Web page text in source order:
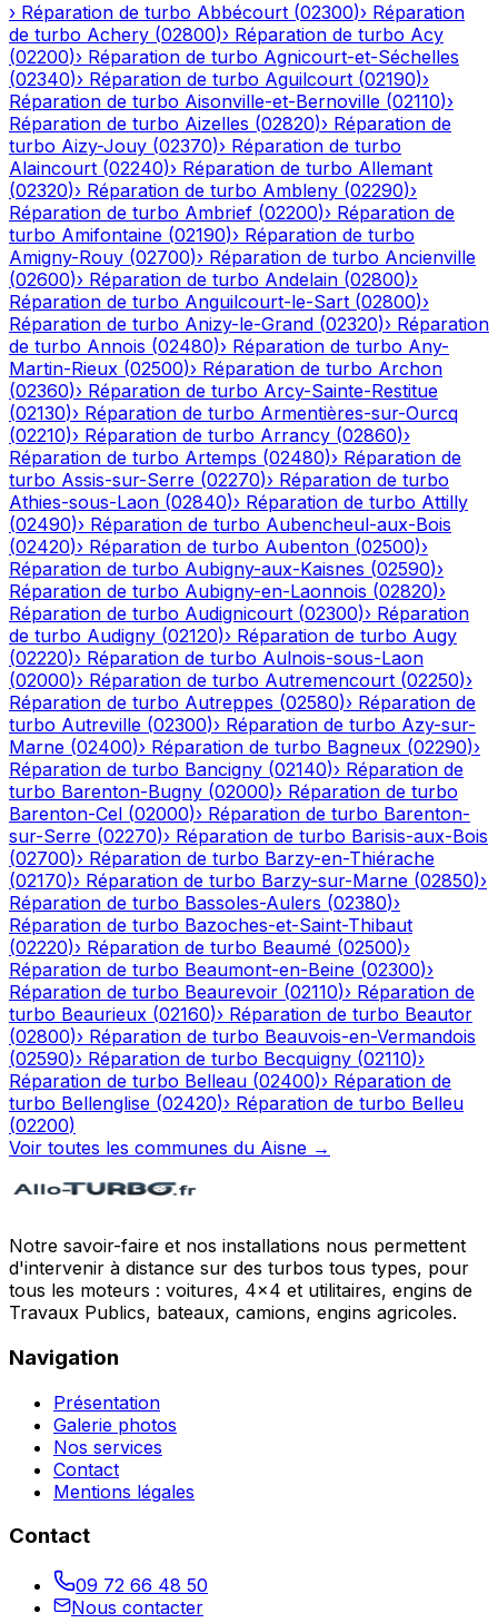
› Réparation de turbo Abbécourt (02300)› Réparation
de turbo Achery (02800)› Réparation de turbo Acy
(02200)› Réparation de turbo Agnicourt-et-Séchelles
(02340)› Réparation de turbo Aguilcourt (02190)›
Réparation de turbo Aisonville-et-Bernoville (02110)›
Réparation de turbo Aizelles (02820)› Réparation de
turbo Aizy-Jouy (02370)› Réparation de turbo
Alaincourt (02240)› Réparation de turbo Allemant
(02320)› Réparation de turbo Ambleny (02290)›
Réparation de turbo Ambrief (02200)› Réparation de
turbo Amifontaine (02190)› Réparation de turbo
Amigny-Rouy (02700)› Réparation de turbo Ancienville
(02600)› Réparation de turbo Andelain (02800)›
Réparation de turbo Anguilcourt-le-Sart (02800)›
Réparation de turbo Anizy-le-Grand (02320)› Réparation
de turbo Annois (02480)› Réparation de turbo Any-
Martin-Rieux (02500)› Réparation de turbo Archon
(02360)› Réparation de turbo Arcy-Sainte-Restitue
(02130)› Réparation de turbo Armentières-sur-Ourcq
(02210)› Réparation de turbo Arrancy (02860)›
Réparation de turbo Artemps (02480)› Réparation de
turbo Assis-sur-Serre (02270)› Réparation de turbo
Athies-sous-Laon (02840)› Réparation de turbo Attilly
(02490)› Réparation de turbo Aubencheul-aux-Bois
(02420)› Réparation de turbo Aubenton (02500)›
Réparation de turbo Aubigny-aux-Kaisnes (02590)›
Réparation de turbo Aubigny-en-Laonnois (02820)›
Réparation de turbo Audignicourt (02300)› Réparation
de turbo Audigny (02120)› Réparation de turbo Augy
(02220)› Réparation de turbo Aulnois-sous-Laon
(02000)› Réparation de turbo Autremencourt (02250)›
Réparation de turbo Autreppes (02580)› Réparation de
turbo Autreville (02300)› Réparation de turbo Azy-sur-
Marne (02400)› Réparation de turbo Bagneux (02290)›
Réparation de turbo Bancigny (02140)› Réparation de
turbo Barenton-Bugny (02000)› Réparation de turbo
Barenton-Cel (02000)› Réparation de turbo Barenton-
sur-Serre (02270)› Réparation de turbo Barisis-aux-Bois
(02700)› Réparation de turbo Barzy-en-Thiérache
(02170)› Réparation de turbo Barzy-sur-Marne (02850)›
Réparation de turbo Bassoles-Aulers (02380)›
Réparation de turbo Bazoches-et-Saint-Thibaut
(02220)› Réparation de turbo Beaumé (02500)›
Réparation de turbo Beaumont-en-Beine (02300)›
Réparation de turbo Beaurevoir (02110)› Réparation de
turbo Beaurieux (02160)› Réparation de turbo Beautor
(02800)› Réparation de turbo Beauvois-en-Vermandois
(02590)› Réparation de turbo Becquigny (02110)›
Réparation de turbo Belleau (02400)› Réparation de
turbo Bellenglise (02420)› Réparation de turbo Belleu
(02200)
Voir toutes les communes du Aisne →
Notre savoir-faire et nos installations nous permettent
d'intervenir à distance sur des turbos tous types, pour
tous les moteurs : voitures, 4x4 et utilitaires, engins de
Travaux Publics, bateaux, camions, engins agricoles.
Navigation
Présentation
Galerie photos
Nos services
Contact
Mentions légales
Contact
09 72 66 48 50
Nous contacter